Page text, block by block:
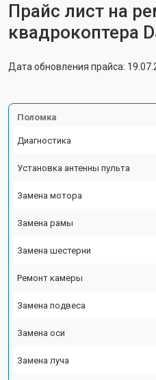
Прайс лист на
квадрокоптера
Дата обновления прайса:
Поломка
Диагностика
Установка антенны пульта
Замена мотора
Замена рамы
Замена шестерни
Ремонт камеры
Замена подвеса
Замена оси
Замена луча